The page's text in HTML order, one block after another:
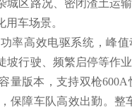
城区路况、密闭渣土运
车场景。
率高效电驱系统，峰
坡行驶、频繁启停等作
量版本，支持双枪
保障车队高效出勤。整